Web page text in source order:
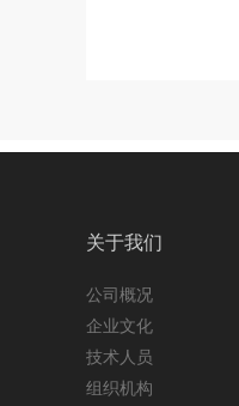
关于我们
公司概况
企业文化
技术人员
组织机构